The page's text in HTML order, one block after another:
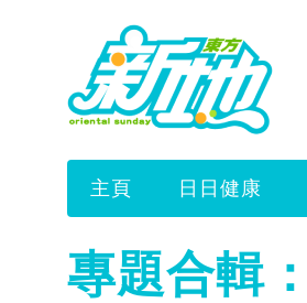
主頁 日日健康
專題合輯：